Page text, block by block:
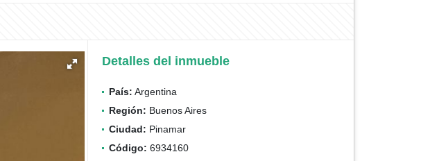
Detalles del inmueble
País: Argentina
Región: Buenos Aires
Ciudad: Pinamar
Código: 6934160